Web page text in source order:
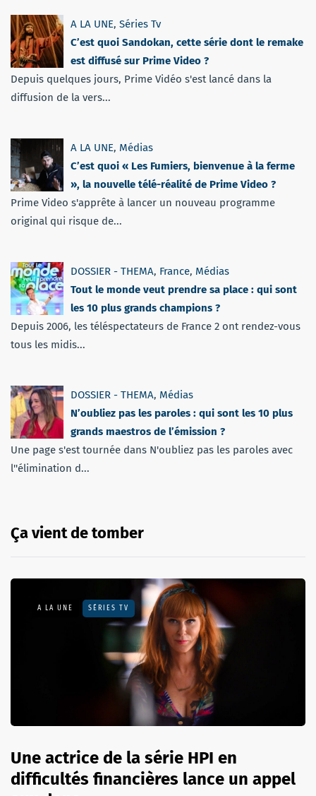
A LA UNE, Séries Tv
C’est quoi Sandokan, cette série dont le remake
est diffusé sur Prime Video ?
Depuis quelques jours, Prime Vidéo s'est lancé dans la
diffusion de la vers...
A LA UNE, Médias
C’est quoi « Les Fumiers, bienvenue à la ferme
», la nouvelle télé-réalité de Prime Video ?
Prime Video s'apprête à lancer un nouveau programme
original qui risque de...
DOSSIER - THEMA, France, Médias
Tout le monde veut prendre sa place : qui sont
les 10 plus grands champions ?
Depuis 2006, les téléspectateurs de France 2 ont rendez-vous
tous les midis...
DOSSIER - THEMA, Médias
N’oubliez pas les paroles : qui sont les 10 plus
grands maestros de l’émission ?
Une page s'est tournée dans N'oubliez pas les paroles avec
l''élimination d...
Ça vient de tomber
A LA UNE SÉRIES TV
Une actrice de la série HPI en
difficultés financières lance un appel